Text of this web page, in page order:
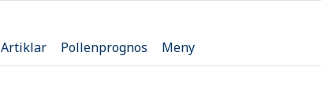
Artiklar Pollenprognos Meny